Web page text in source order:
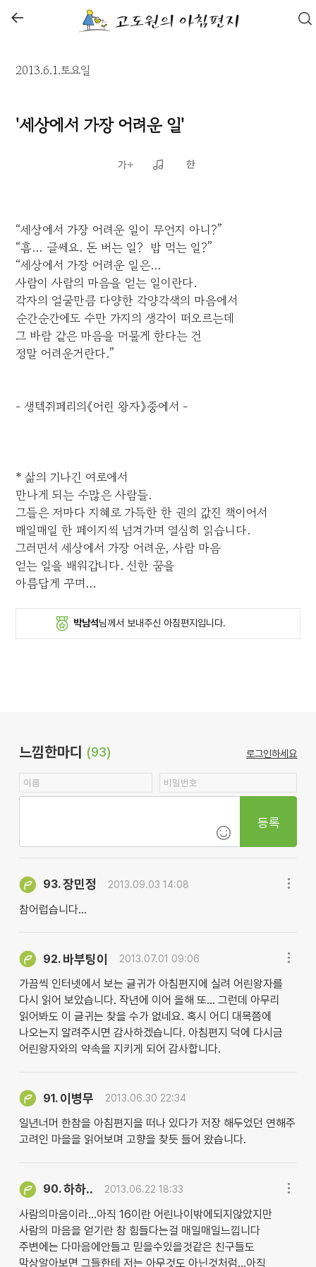
←
2013.6.1.토요일
'세상에서 가장 어려운 일'
“세상에서 가장 어려운 일이 무언지 아니?”
“흠… 글쎄요. 돈 버는 일? 밥 먹는 일?”
“세상에서 가장 어려운 일은…
사람이 사람의 마음을 얻는 일이란다.
각자의 얼굴만큼 다양한 각양각색의 마음에서
순간순간에도 수만 가지의 생각이 떠오르는데
그 바람 같은 마음을 머물게 한다는 건
정말 어려운거란다.”
- 생텍쥐페리의《어린 왕자》중에서 -
* 삶의 기나긴 여로에서
만나게 되는 수많은 사람들.
그들은 저마다 지혜로 가득한 한 권의 값진 책이어서
매일매일 한 페이지씩 넘겨가며 열심히 읽습니다.
그러면서 세상에서 가장 어려운, 사람 마음
얻는 일을 배워갑니다. 선한 꿈을
아름답게 꾸며...
박남석님께서 보내주신 아침편지입니다.
느낌한마디 (93) 로그인하세요
등록
93.장민정 2013.09.03 14:08
참어럽습니다...
92. 바부팅이 2013.07.01 09:06
가끔씩 인터넷에서 보는 글귀가 아침편지에 실려 어린왕자를
다시 읽어 보았습니다. 작년에 이어 올해 또... 그런데 아무리
읽어봐도 이 글귀는 찾을 수가 없네요. 혹시 어디 대목쯤에
나오는지 알려주시면 감사하겠습니다. 아침편지 덕에 다시금
어린왕자와의 약속을 지키게 되어 감사합니다.
91. 이병무 2013.06.30 22:34
일년너머 한참을 아침편지을 떠나 있다가 저장 해두었던 연해주
고려인 마을을 읽어보며 고향을 찾듯 들어 왔습니다.
90.하하.. 2013.06.22 18:33
사람의마음이라...아직 16이란 어린나이밖에되지않았지만
사람의 마음을 얻기란 참 힘들다는걸 매일매일느낍니다
주변에는 다마음에안들고 믿을수있을것같은 친구들도
막상알아보면 그들한테 저는 아무것도 아닌것처럼...아직